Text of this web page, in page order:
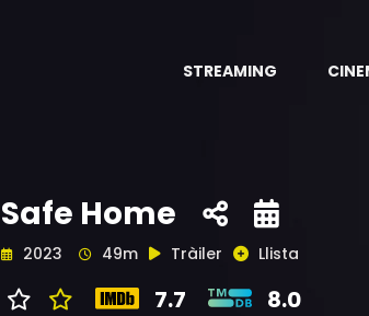
STREAMING
Safe Home
2023 49m Tràiler Llista
7.7 8.0